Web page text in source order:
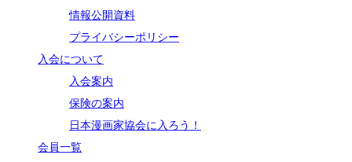
情報公開資料
プライバシーポリシー
入会について
入会案内
保険の案内
日本漫画家協会に入ろう！
会員一覧